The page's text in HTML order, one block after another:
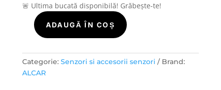
🚨 Ultima bucată disponibilă! Grăbește-te!
Cantitate
ServKit
VDO
TG1C
CUTIE
ADAUGĂ ÎN COȘ
Categorie: Senzori si accesorii senzori
Brand:
ALCAR